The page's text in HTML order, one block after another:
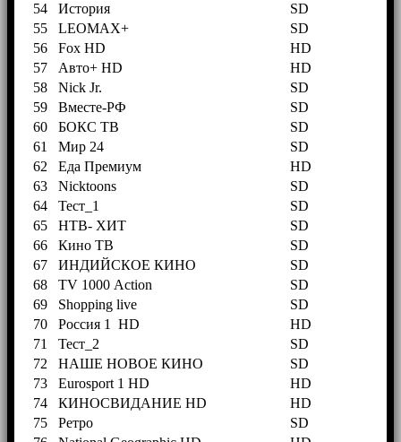
54
История
SD
55
LEOMAX+
SD
56
Fox HD
HD
57
Авто+ HD
HD
58
Nick Jr.
SD
59
Вместе-РФ
SD
60
БОКС ТВ
SD
61
Мир 24
SD
62
Еда Премиум
HD
63
Nicktoons
SD
64
Тест_1
SD
65
НТВ- ХИТ
SD
66
Кино ТВ
SD
67
ИНДИЙСКОЕ КИНО
SD
68
TV 1000 Action
SD
69
Shopping live
SD
70
Россия 1 HD
HD
71
Тест_2
SD
72
НАШЕ НОВОЕ КИНО
SD
73
Eurosport 1 HD
HD
74
КИНОСВИДАНИЕ HD
HD
75
Ретро
SD